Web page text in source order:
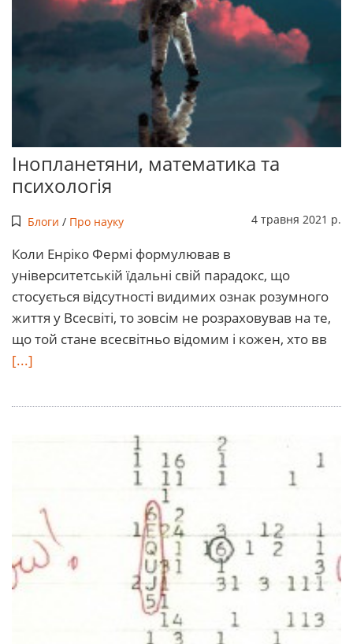
Інопланетяни, математика та
психологія
Блоги / Про науку 4 травня 2021 р.
Коли Енріко Фермі формулював в
університетській їдальні свій парадокс, що
стосується відсутності видимих ознак розумного
життя у Всесвіті, то зовсім не розраховував на те,
що той стане всесвітньо відомим і кожен, хто вв
[...]